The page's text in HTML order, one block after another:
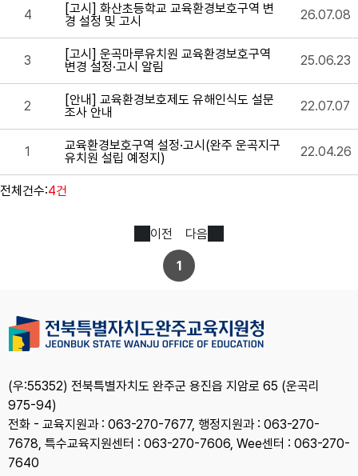
4
[고시] 화산초등학교 교육환경보호구역 변
경 설정 및 고시
26.07.08
3
[고시] 운곡마루유치원 교육환경보호구역
변경 설정·고시 알림
25.06.23
2
[안내] 교육환경보호제도 유해인식도 설문
조사 안내
22.07.07
1
교육환경보호구역 설정·고시(완주 운곡지구
유치원 설립 예정지)
22.04.26
전체건수:4건
이전
1
다음
(우:55352) 전북특별자치도 완주군 용진읍 지암로 65 (운곡리
975-94)
전화 - 교육지원과 : 063-270-7677, 행정지원과 : 063-270-
7678, 특수교육지원센터 : 063-270-7606, Wee센터 : 063-270-
7640